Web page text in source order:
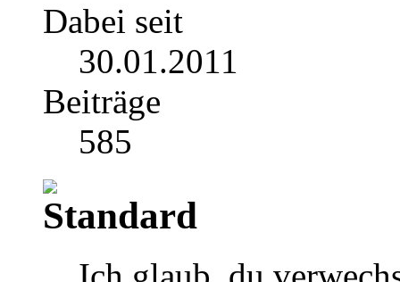
Dabei seit
30.01.2011
Beiträge
585